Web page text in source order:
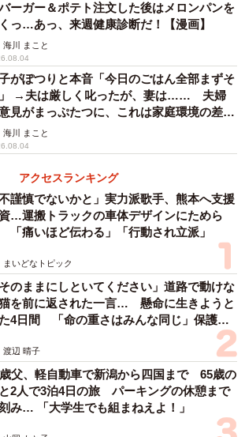
4/7
たら先送りではない（まるさん | IT×ビジネスを
の習慣は「1分でも手をつけたら、それ
とすることです。丸男はたった1分でも
が、右座杉は「1分は思っているより長
けでも手をつけると、その気になる」と
す。
アイデアが込められた同作について、
ーガー＆ポテト注文した後はメロンパンを
っ…あっ、来週健康診断だ！【漫画】
海川 まこと
がぽつりと本音「今日のごはん全部まずそ
→夫は厳しく叱ったが、妻は…… 夫婦
見がまっぷたつに、これは家庭環境の差？
画】
海川 まこと
アクセスランキング
不謹慎でないかと」実力派歌手、熊本へ支援
…運搬トラックの車体デザインにためら
「痛いほど伝わる」「行動され立派」
まいどなトピック
そのままにしといてください」道路で動けな
を前に返された一言… 懸命に生きようと
4日間 「命の重さはみんな同じ」保護団
渡辺 晴子
父、軽自動車で新潟から四国まで 65歳の
2人で3泊4日の旅 パーキングの休憩まで
み… 「大学生でも組まねえよ！」